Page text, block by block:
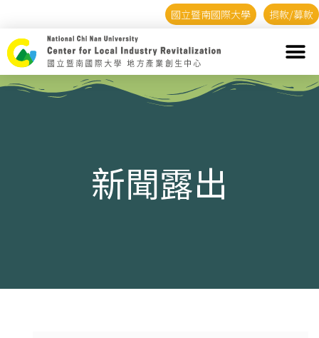
國立暨南國際大學 捐款/募款
新聞露出